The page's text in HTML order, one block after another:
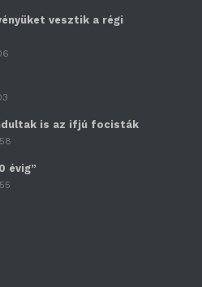
vesztik a régi
is az ifjú focisták
évig”